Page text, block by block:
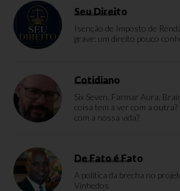
Seu Direito
Isenção de Imposto de
grave: um direito pouco
Cotidiano
Six Seven, Farmar Aura,
coisa tem a ver com a outra?
com a nossa vida?
De Fato é Fato
A política da brecha no
Vinhedos